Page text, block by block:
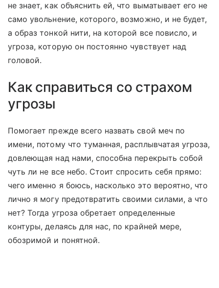
не знает, как объяснить ей, что выматывает его не
само увольнение, которого, возможно, и не будет,
а образ тонкой нити, на которой все повисло, и
угроза, которую он постоянно чувствует над
головой.
Как справиться со страхом
угрозы
Помогает прежде всего назвать свой меч по
имени, потому что туманная, расплывчатая угроза,
довлеющая над нами, способна перекрыть собой
чуть ли не все небо. Стоит спросить себя прямо:
чего именно я боюсь, насколько это вероятно, что
лично я могу предотвратить своими силами, а что
нет? Тогда угроза обретает определенные
контуры, делаясь для нас, по крайней мере,
обозримой и понятной.